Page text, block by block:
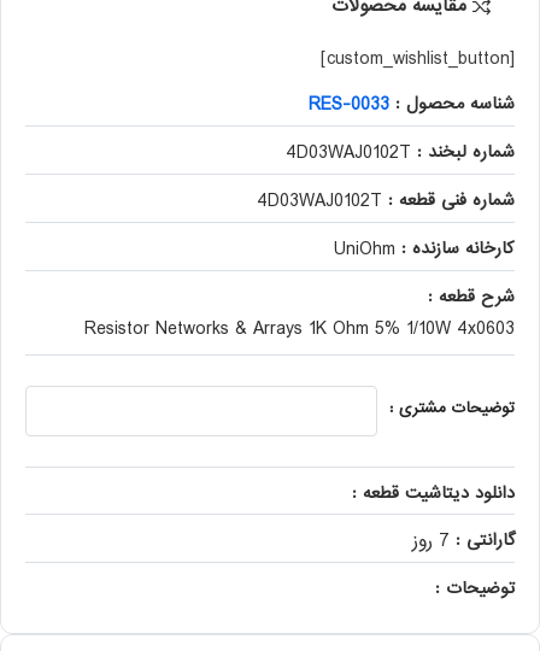
مقایسه محصولات
[custom_wishlist_button]
شناسه محصول : RES-0033
شماره لبخند : 4D03WAJ0102T
شماره فنی قطعه : 4D03WAJ0102T
کارخانه سازنده : UniOhm
شرح قطعه :
Resistor Networks & Arrays 1K Ohm 5% 1/10W 4x0603
توضیحات مشتری :
دانلود دیتاشیت قطعه :
گارانتی : 7 روز
توضیحات :